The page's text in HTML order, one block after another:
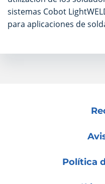
sistemas Cobot
para aplicaciones de
Política